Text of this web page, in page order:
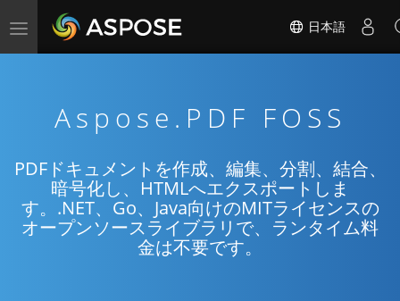
Toggle
navigation
日本語
Aspose.PDF FOSS
PDFドキュメントを作成、編集、分割、結合、
暗号化し、HTMLへエクスポートしま
す。.NET、Go、Java向けのMITライセンスの
オープンソースライブラリで、ランタイム料
金は不要です。